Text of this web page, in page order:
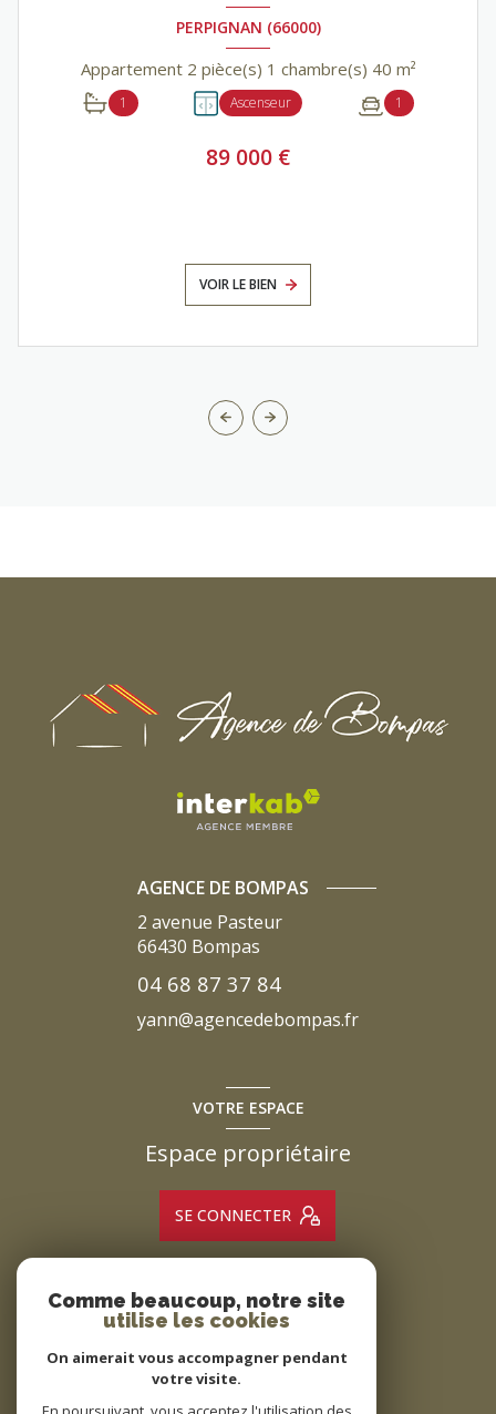
PERPIGNAN (66000)
Appartement 2 pièce(s) 1 chambre(s) 40 m²
1 Ascenseur 1
89 000 €
VOIR LE BIEN
AGENCE DE BOMPAS
2 avenue Pasteur
66430 Bompas
04 68 87 37 84
yann@agencedebompas.fr
VOTRE ESPACE
Espace propriétaire
SE CONNECTER
ADHÉRENTS
Nous adhérons
Comme beaucoup, notre site
utilise les cookies
On aimerait vous accompagner pendant
votre visite.